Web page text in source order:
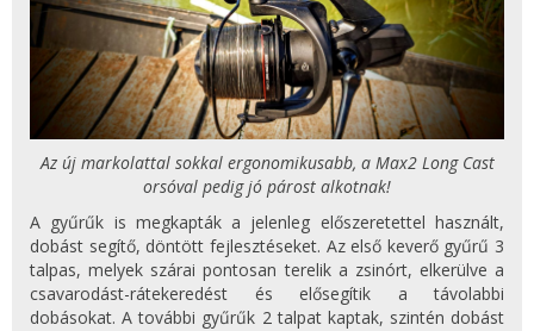
Az új markolattal sokkal ergonomikusabb, a Max2 Long Cast
orsóval pedig jó párost alkotnak!
A gyűrűk is megkapták a jelenleg előszeretettel használt,
dobást segítő, döntött fejlesztéseket. Az első keverő gyűrű 3
talpas, melyek szárai pontosan terelik a zsinórt, elkerülve a
csavarodást-rátekeredést és elősegítik a távolabbi
dobásokat. A további gyűrűk 2 talpat kaptak, szintén dobást